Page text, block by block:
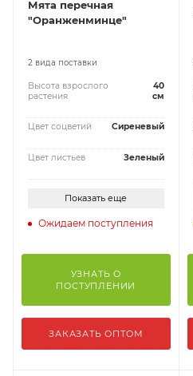
Мята перечная
"Оранженминце"
2 вида поставки
Высота взрослого
растения
40
см
Цвет соцветий Сиреневый
Цвет листьев Зеленый
Показать еще
Ожидаем поступления
УЗНАТЬ О
ПОСТУПЛЕНИИ
ЗАКАЗАТЬ ОПТОМ